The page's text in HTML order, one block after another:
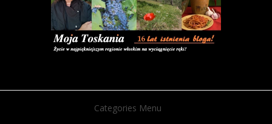
Categories Menu